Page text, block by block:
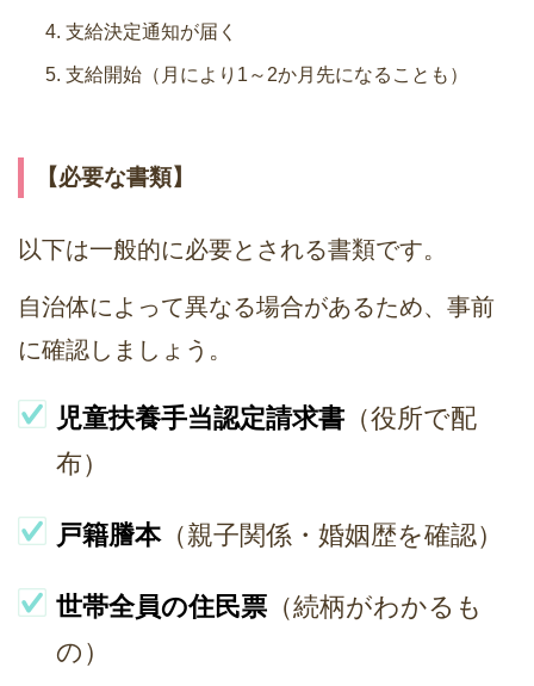
支給決定通知が届く
支給開始（月により1～2か月先になることも）
【必要な書類】
以下は一般的に必要とされる書類です。
自治体によって異なる場合があるため、事前
に確認しましょう。
児童扶養手当認定請求書 （役所で配
布）
戸籍謄本（親子関係・婚姻歴を確認）
世帯全員の住民票 （続柄がわかるも
の）